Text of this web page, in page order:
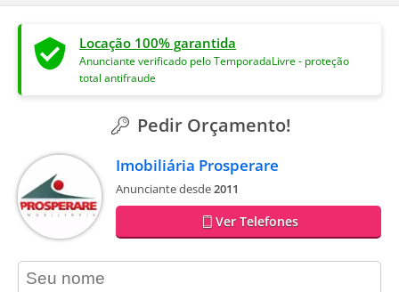
Locação 100% garantida
Anunciante verificado pelo TemporadaLivre - proteção
total antifraude
Pedir Orçamento!
Imobiliária Prosperare
Anunciante desde2011
Ver Telefones
contact_name